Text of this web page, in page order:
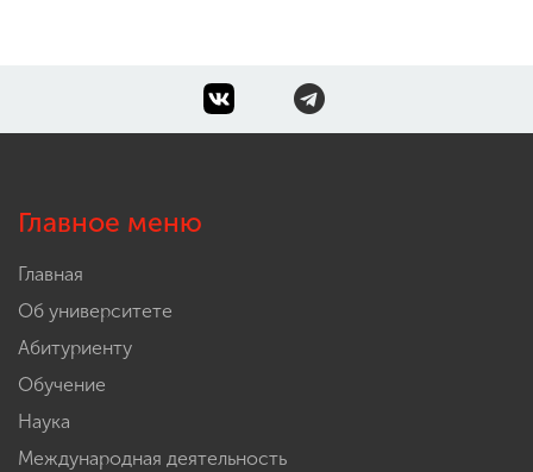
Главное меню
Главная
Об университете
Абитуриенту
Обучение
Наука
Международная деятельность